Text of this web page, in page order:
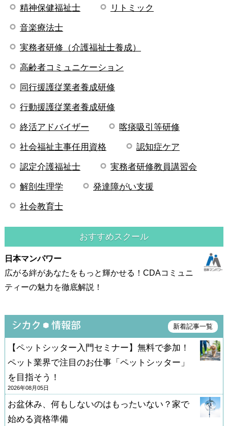
精神保健福祉士 リトミック
音楽療法士
実務者研修（介護福祉士養成）
高齢者コミュニケーション
同行援護従業者養成研修
行動援護従業者養成研修
終活アドバイザー 喀痰吸引等研修
社会福祉主事任用資格 認知症ケア
認定介護福祉士 実務者研修教員講習会
解剖生理学 発達障がい支援
社会教育士
おすすめスクール
日本マンパワー
広がる絆があなたをもっと輝かせる！CDAコミュニ
ティーの魅力を徹底解説！
新着記事一覧
【ペットシッター入門セミナー】無料で参加！
ペット業界で注目のお仕事「ペットシッター」
を目指そう！
2026年08月05日
お盆休み、何もしないのはもったいない？家で
始める資格準備